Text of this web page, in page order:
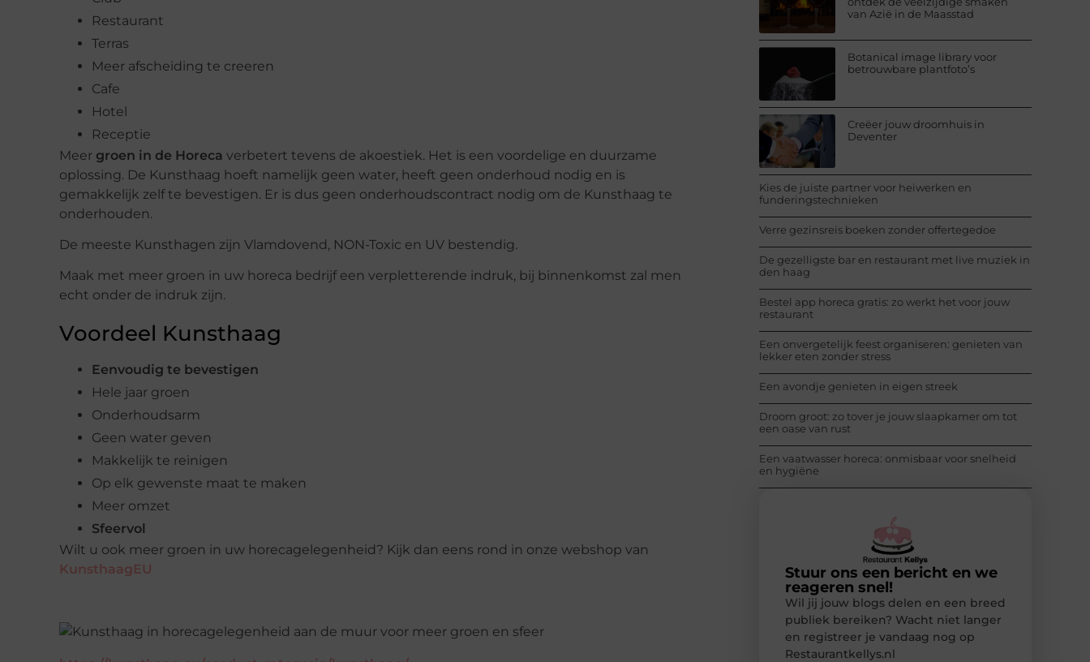
Restaurant
Terras
Meer afscheiding te creeren
Cafe
Hotel
Receptie
Meer groen in de Horeca verbetert tevens de akoestiek. Het is een voordelige en duurzame
oplossing. De Kunsthaag hoeft namelijk geen water, heeft geen onderhoud nodig en is
gemakkelijk zelf te bevestigen. Er is dus geen onderhoudscontract nodig om de Kunsthaag te
onderhouden.
De meeste Kunsthagen zijn Vlamdovend, NON-Toxic en UV bestendig.
Maak met meer groen in uw horeca bedrijf een verpletterende indruk, bij binnenkomst zal men
echt onder de indruk zijn.
Voordeel Kunsthaag
Eenvoudig te bevestigen
Hele jaar groen
Onderhoudsarm
Geen water geven
Makkelijk te reinigen
Op elk gewenste maat te maken
Meer omzet
Sfeervol
Wilt u ook meer groen in uw horecagelegenheid? Kijk dan eens rond in onze webshop van
KunsthaagEU
van Azië in de Maasstad
Botanical image library voor
betrouwbare plantfoto’s
Creëer jouw droomhuis in
Deventer
Kies de juiste partner voor heiwerken en
funderingstechnieken
Verre gezinsreis boeken zonder offertegedoe
De gezelligste bar en restaurant met live muziek in
den haag
Bestel app horeca gratis: zo werkt het voor jouw
restaurant
Een onvergetelijk feest organiseren: genieten van
lekker eten zonder stress
Een avondje genieten in eigen streek
Droom groot: zo tover je jouw slaapkamer om tot
een oase van rust
Een vaatwasser horeca: onmisbaar voor snelheid
en hygiëne
Stuur ons een bericht en we
reageren snel!
Wil jij jouw blogs delen en een breed
publiek bereiken? Wacht niet langer
en registreer je vandaag nog op
Restaurantkellys.nl